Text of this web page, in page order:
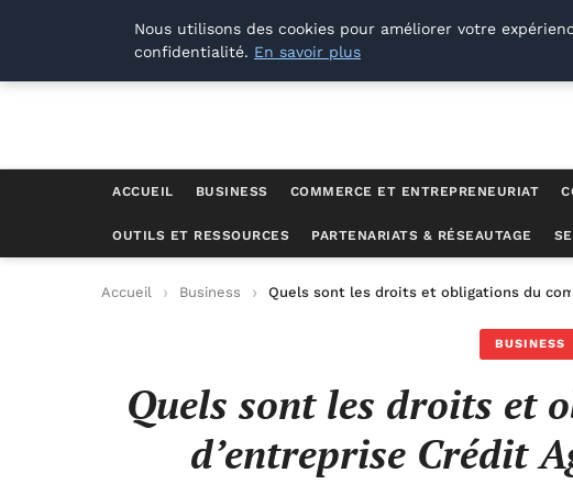
Lyon Photos
ACCUEIL BUSINESS COMMERCE ET ENTREPRENEURIAT
OUTILS ET RESSOURCES PARTENARIATS & RÉSEAUTAGE
Accueil Business Quels sont les droits et obligations du
BUSINESS
Quels sont les droits et
d’entreprise Crédit
Nous utilisons des cookies pour améliorer votre
confidentialité. En savoir plus